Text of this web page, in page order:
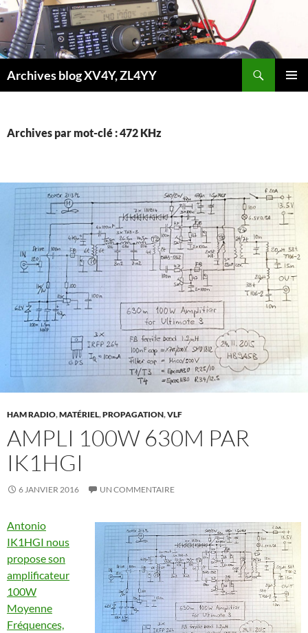
Aller
au
contenu
Archives blog XV4Y, ZL4YY
Archives par mot-clé : 472 KHz
HAM RADIO,MATÉRIEL,PROPAGATION,VLF
AMPLI 100W 630M PAR
IK1HGI
6 JANVIER 2016 UN COMMENTAIRE
Antonio
IK1HGI nous
propose son
amplificateur
100W
Moyenne
Fréquences,